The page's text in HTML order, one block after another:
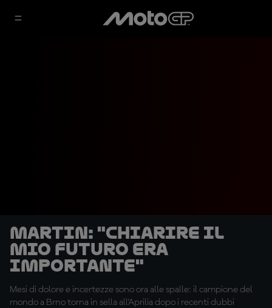
Martin: "Chiarire il
mio futuro era
importante"
Mesi di dolore e incertezze sono ora alle spalle: il campione del
mondo a Brno torna in sella all'Aprilia dopo i recenti dubbi